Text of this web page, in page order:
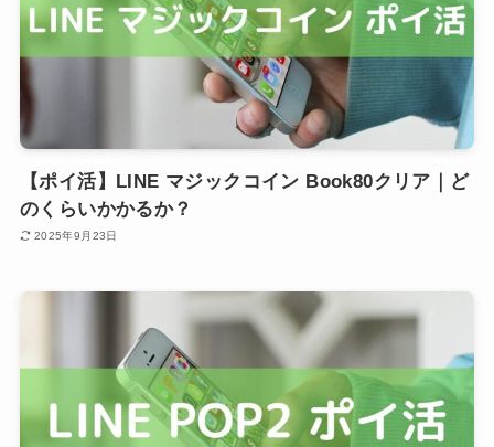
【ポイ活】LINE マジックコイン Book80クリア｜ど
のくらいかかるか？
2025年9月23日